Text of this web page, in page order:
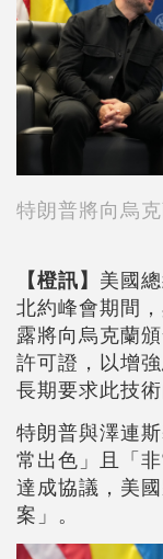
特朗普將向烏
【橙訊】 美國
北約峰會期間
露將向烏克蘭
許可證，以增
長期要求此技
特朗普與澤連
常出色」且「
達成協議，美
案」。